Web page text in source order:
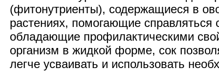
(фитонутриенты), содержащиеся в
растениях, помогающие справляться
обладающие профилактическими
организм в жидкой форме, сок
легче усваивать и использовать